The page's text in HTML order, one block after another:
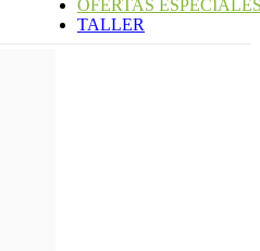
OFERTAS
TALLER